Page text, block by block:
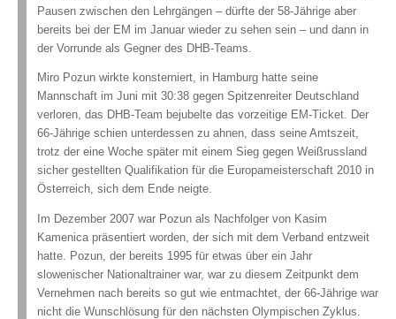
Pausen zwischen den Lehrgängen – dürfte der 58-Jährige aber
bereits bei der EM im Januar wieder zu sehen sein – und dann in
der Vorrunde als Gegner des DHB-Teams.
Miro Pozun wirkte konsterniert, in Hamburg hatte seine
Mannschaft im Juni mit 30:38 gegen Spitzenreiter Deutschland
verloren, das DHB-Team bejubelte das vorzeitige EM-Ticket. Der
66-Jährige schien unterdessen zu ahnen, dass seine Amtszeit,
trotz der eine Woche später mit einem Sieg gegen Weißrussland
sicher gestellten Qualifikation für die Europameisterschaft 2010 in
Österreich, sich dem Ende neigte.
Im Dezember 2007 war Pozun als Nachfolger von Kasim
Kamenica präsentiert worden, der sich mit dem Verband entzweit
hatte. Pozun, der bereits 1995 für etwas über ein Jahr
slowenischer Nationaltrainer war, war zu diesem Zeitpunkt dem
Vernehmen nach bereits so gut wie entmachtet, der 66-Jährige war
nicht die Wunschlösung für den nächsten Olympischen Zyklus.